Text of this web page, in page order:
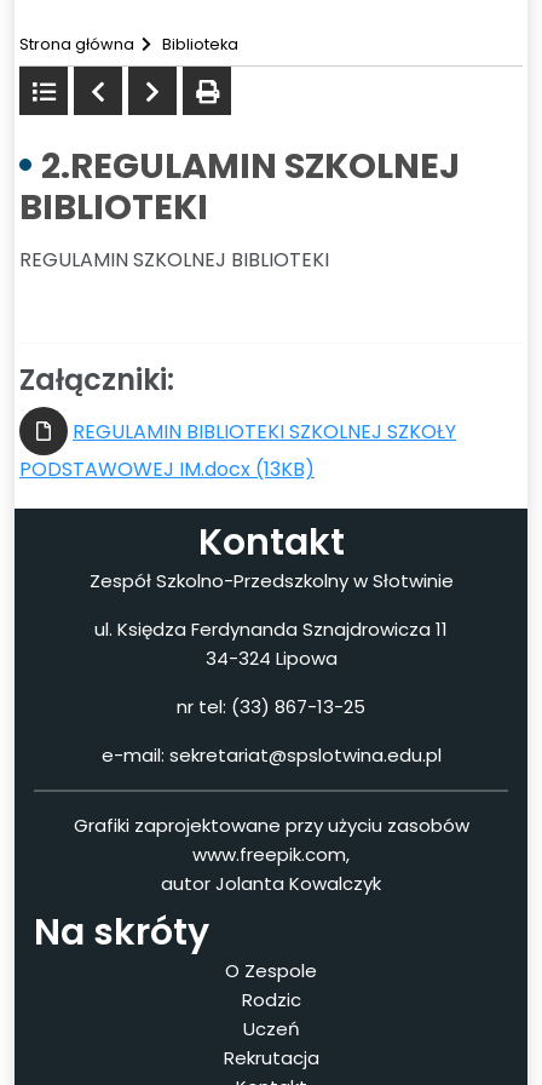
Strona główna Biblioteka
Powrót
do
listy
Poprzedni
Następny
drukuj
2.REGULAMIN SZKOLNEJ
BIBLIOTEKI
REGULAMIN SZKOLNEJ BIBLIOTEKI
Załączniki:
REGULAMIN BIBLIOTEKI SZKOLNEJ SZKOŁY
PODSTAWOWEJ IM.docx (13KB)
Kontakt
Zespół Szkolno-Przedszkolny w Słotwinie
ul. Księdza Ferdynanda Sznajdrowicza 11
34-324 Lipowa
nr tel: (33) 867-13-25
e-mail: sekretariat@spslotwina.edu.pl
Grafiki zaprojektowane przy użyciu zasobów
www.freepik.com,
autor Jolanta Kowalczyk
Na skróty
O Zespole
Rodzic
Uczeń
Rekrutacja